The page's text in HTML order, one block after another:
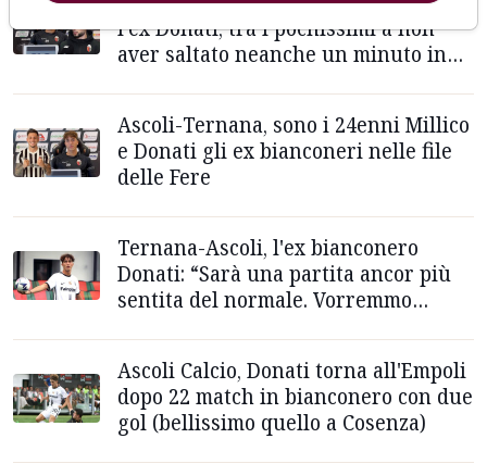
l'ex Donati, tra i pochissimi a non
aver saltato neanche un minuto in
Ascoli-Ternana, sono i 24enni Millico
e Donati gli ex bianconeri nelle file
delle Fere
Ternana-Ascoli, l'ex bianconero
Donati: “Sarà una partita ancor più
sentita del normale. Vorremmo
Ascoli Calcio, Donati torna all'Empoli
dopo 22 match in bianconero con due
gol (bellissimo quello a Cosenza)